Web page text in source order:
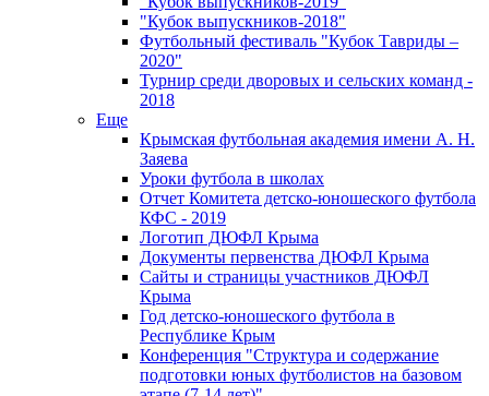
"Кубок выпускников-2018"
Футбольный фестиваль "Кубок Тавриды –
2020"
Турнир среди дворовых и сельских команд -
2018
Еще
Крымская футбольная академия имени А. Н.
Заяева
Уроки футбола в школах
Отчет Комитета детско-юношеского футбола
КФС - 2019
Логотип ДЮФЛ Крыма
Документы первенства ДЮФЛ Крыма
Сайты и страницы участников ДЮФЛ
Крыма
Год детско-юношеского футбола в
Республике Крым
Конференция "Структура и содержание
подготовки юных футболистов на базовом